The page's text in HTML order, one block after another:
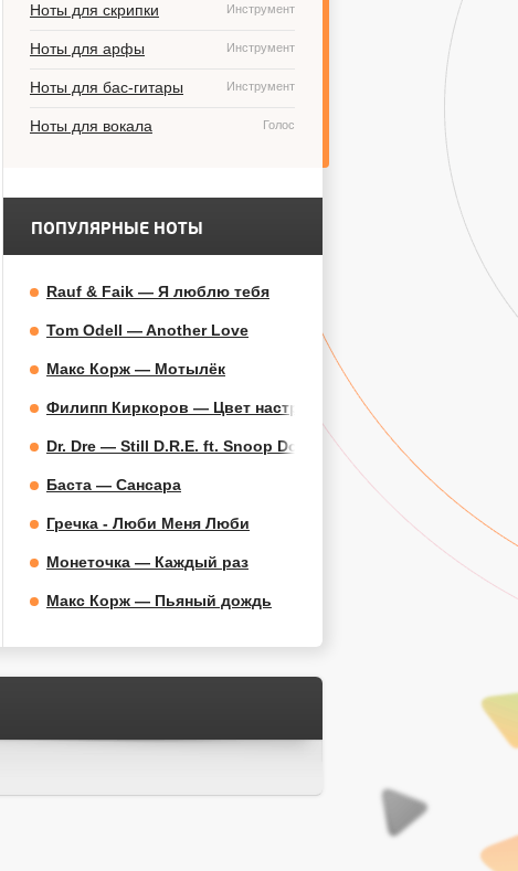
Ноты для скрипки Инструмент
Ноты для арфы Инструмент
Ноты для бас-гитары Инструмент
Ноты для вокала Голос
ПОПУЛЯРНЫЕ НОТЫ
Rauf & Faik — Я люблю тебя
Tom Odell — Another Love
Макс Корж — Мотылёк
Филипп Киркоров — Цвет настроения синий
Dr. Dre — Still D.R.E. ft. Snoop Dogg
Баста — Сансара
Гречка - Люби Меня Люби
Монеточка — Каждый раз
Макс Корж — Пьяный дождь